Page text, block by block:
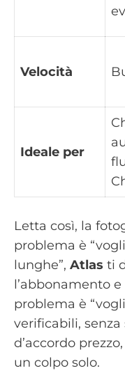
Velocità
Ideale per
Letta così, la
problema è
lunghe”, Atlas ti
l’abbonamento
problema è
verificabili, senza
d’accordo
un colpo solo.